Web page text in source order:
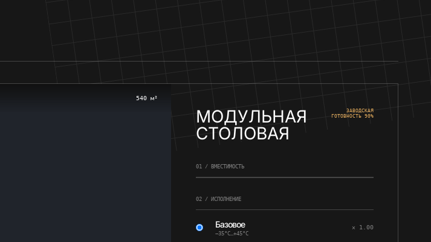
540 м²
МОДУЛЬНАЯ
СТОЛОВАЯ
ЗАВОДСКАЯ
ГОТОВНОСТЬ 90%
01 / ВМЕСТИМОСТЬ
02 / ИСПОЛНЕНИЕ
Базовое
−35°C…+45°C
× 1.00